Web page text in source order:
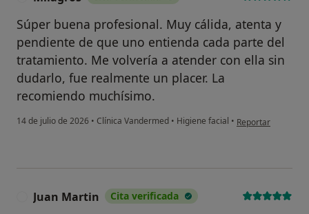
Súper buena profesional. Muy cálida, atenta y
pendiente de que uno entienda cada parte del
tratamiento. Me volvería a atender con ella sin
dudarlo, fue realmente un placer. La
recomiendo muchísimo.
14 de julio de 2026 • Clínica Vandermed • Higiene facial • en opinión del
Reportar
Juan Martin Cita verificada